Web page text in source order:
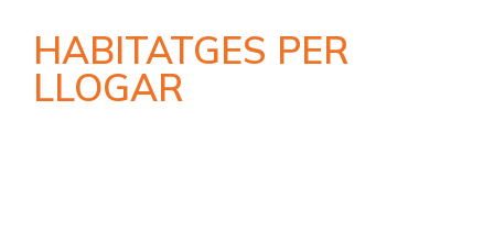
HABITATGES PER
LLOGAR